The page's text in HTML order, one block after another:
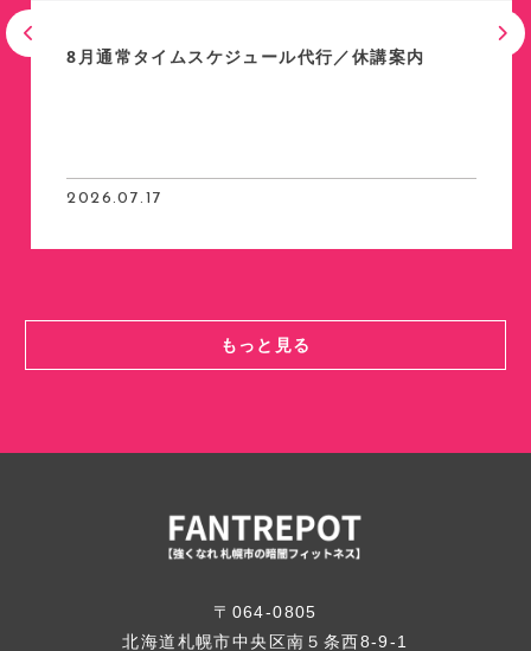
8月通常タイムスケジュール代行／休講案内
2026.07.17
もっと見る
〒064-0805
北海道札幌市中央区南５条西8-9-1